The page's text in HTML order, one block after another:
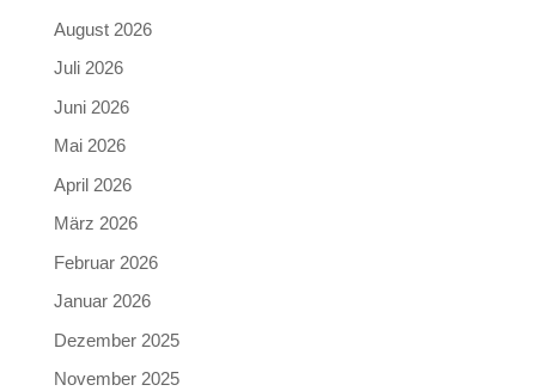
August 2026
Juli 2026
Juni 2026
Mai 2026
April 2026
März 2026
Februar 2026
Januar 2026
Dezember 2025
November 2025